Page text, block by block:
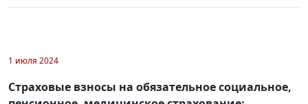
1 июля 2024
Страховые взносы на обязательное социальное,